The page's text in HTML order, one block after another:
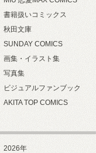
書籍扱いコミックス
秋田文庫
SUNDAY COMICS
画集・イラスト集
写真集
ビジュアルファンブック
AKITA TOP COMICS
2026年